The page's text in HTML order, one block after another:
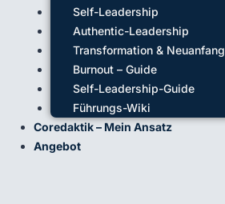
Self-Leadership
Authentic-Leadership
Transformation & Neuanfang
Burnout – Guide
Self-Leadership-Guide
Führungs-Wiki
Coredaktik – Mein Ansatz
Angebot